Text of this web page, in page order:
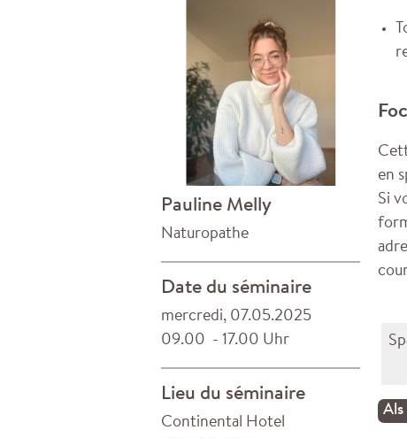
Pauline Melly
Naturopathe
Date du séminaire
mercredi, 07.05.2025
09.00 - 17.00 Uhr
Lieu du séminaire
Continental Hotel
en
Si
Als